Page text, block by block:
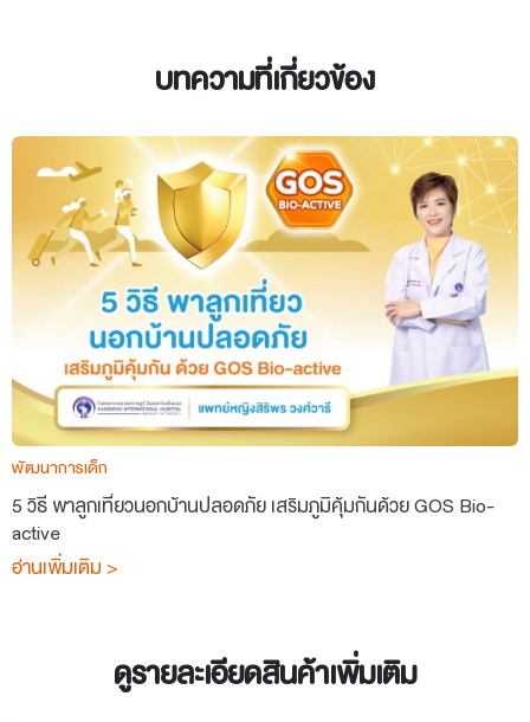
บทความที่เกี่ยวข้อง
พัฒนาการเด็ก
5 วิธี พาลูกเที่ยวนอกบ้านปลอดภัย เสริมภูมิคุ้มกันด้วย GOS Bio-
active
อ่านเพิ่มเติม >
ดูรายละเอียดสินค้าเพิ่มเติม